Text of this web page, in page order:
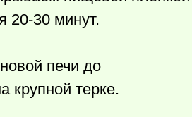
20-30 минут.
печи до
крупной терке.